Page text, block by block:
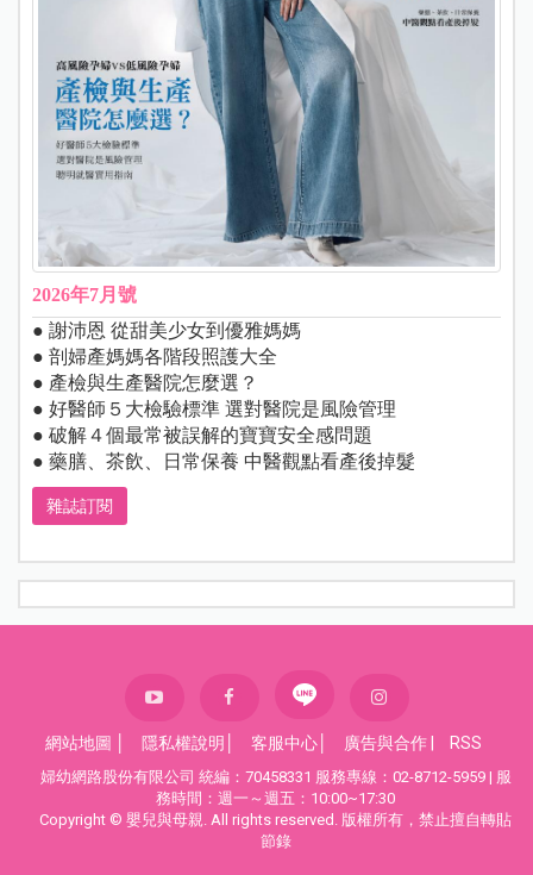
2026年7月號
● 謝沛恩 從甜美少女到優雅媽媽
● 剖婦產媽媽各階段照護大全
● 產檢與生產醫院怎麼選？
● 好醫師５大檢驗標準 選對醫院是風險管理
● 破解４個最常被誤解的寶寶安全感問題
● 藥膳、茶飲、日常保養 中醫觀點看產後掉髮
雜誌訂閱
網站地圖 隱私權說明 客服中心 廣告與合作 RSS
婦幼網路股份有限公司 統編：70458331 服務專線：02-8712-5959 | 服
務時間：週一～週五：10:00~17:30
Copyright © 嬰兒與母親. All rights reserved. 版權所有，禁止擅自轉貼
節錄